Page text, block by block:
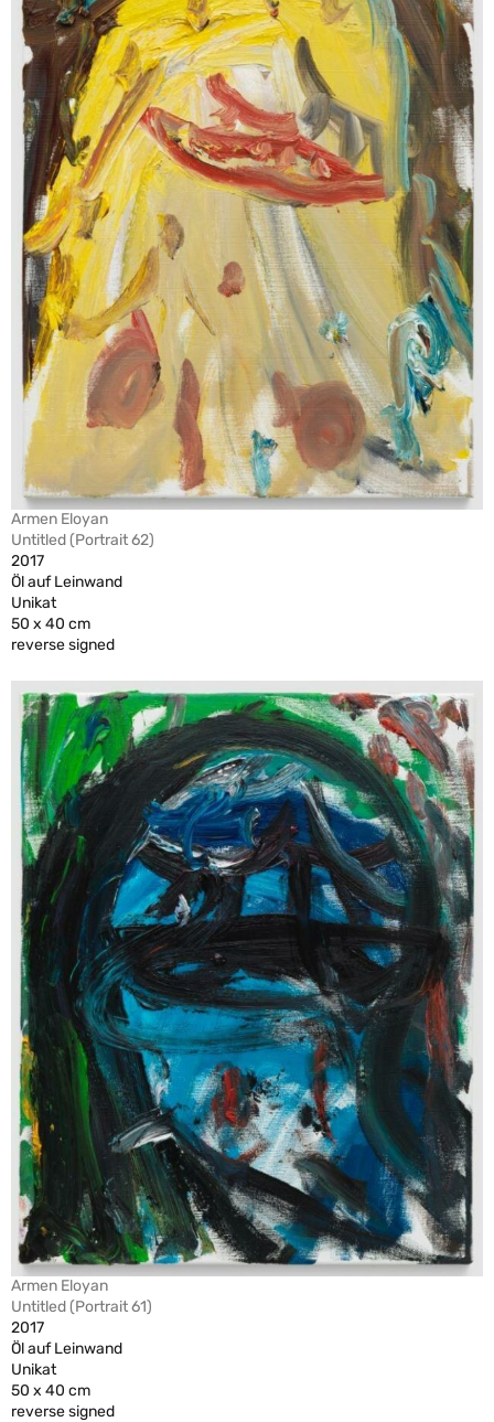
Armen Eloyan
Untitled (Portrait 62)
2017
Öl auf Leinwand
Unikat
50 x 40 cm
reverse signed
Armen Eloyan
Untitled (Portrait 61)
2017
Öl auf Leinwand
Unikat
50 x 40 cm
reverse signed